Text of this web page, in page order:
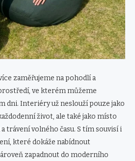
zaměřujeme na pohodlí a
ve kterém můžeme
dni. Interiéry už neslouží pouze jako
život, ale také jako místo
trávení volného času. S tím souvisí i
které dokáže nabídnout
zapadnout do moderního